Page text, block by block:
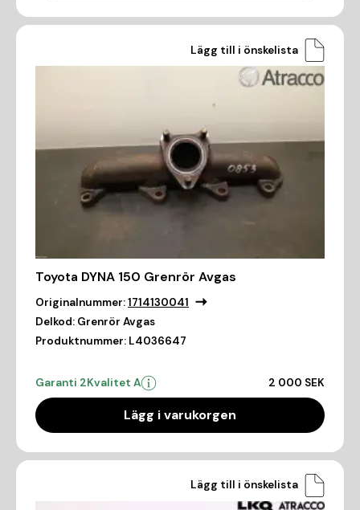
Lägg till i önskelista
Toyota DYNA 150 Grenrör Avgas
Originalnummer:1714130041
Delkod: Grenrör Avgas
Produktnummer: L4036647
Garanti 2Kvalitet A 2 000 SEK
Lägg i varukorgen
Lägg till i önskelista